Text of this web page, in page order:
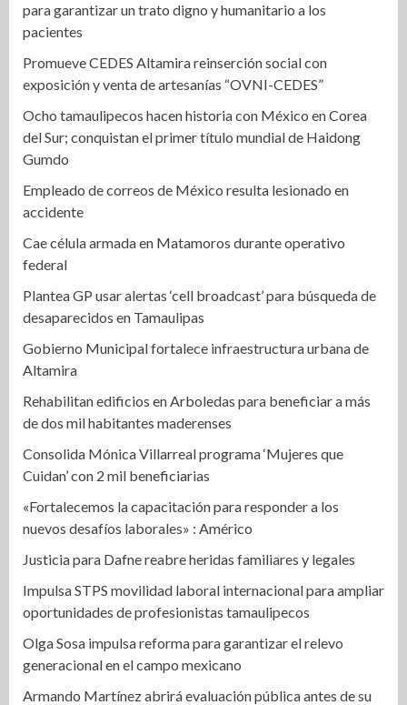
para garantizar un trato digno y humanitario a los
pacientes
Promueve CEDES Altamira reinserción social con
exposición y venta de artesanías “OVNI-CEDES”
Ocho tamaulipecos hacen historia con México en Corea
del Sur; conquistan el primer título mundial de Haidong
Gumdo
Empleado de correos de México resulta lesionado en
accidente
Cae célula armada en Matamoros durante operativo
federal
Plantea GP usar alertas ‘cell broadcast’ para búsqueda de
desaparecidos en Tamaulipas
Gobierno Municipal fortalece infraestructura urbana de
Altamira
Rehabilitan edificios en Arboledas para beneficiar a más
de dos mil habitantes maderenses
Consolida Mónica Villarreal programa ‘Mujeres que
Cuidan’ con 2 mil beneficiarias
«Fortalecemos la capacitación para responder a los
nuevos desafíos laborales» : Américo
Justicia para Dafne reabre heridas familiares y legales
Impulsa STPS movilidad laboral internacional para ampliar
oportunidades de profesionistas tamaulipecos
Olga Sosa impulsa reforma para garantizar el relevo
generacional en el campo mexicano
Armando Martínez abrirá evaluación pública antes de su